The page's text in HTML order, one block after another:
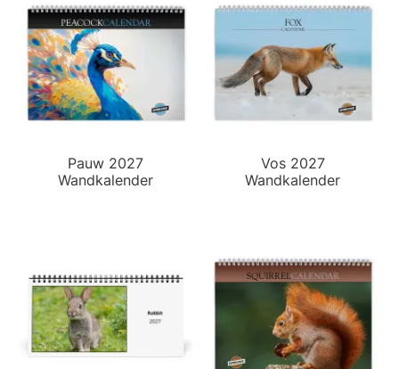
Pauw 2027
Wandkalender
Vos 2027
Wandkalender